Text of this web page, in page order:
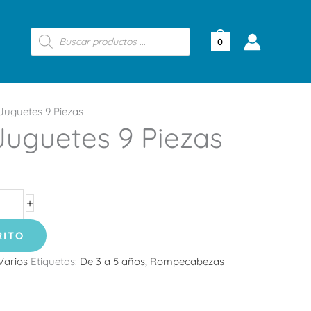
Búsqueda
de
productos
0
9 Piezas
9 Piezas
+
Etiquetas: De 3 a 5 años Rompecabezas